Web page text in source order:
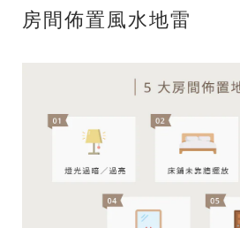
房間佈置風水地雷